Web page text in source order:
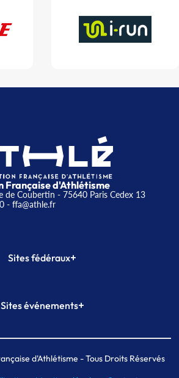
Française d'Athlétisme
de Coubertin - 75640 Paris Cedex 13
- ffa@athle.fr
Sites fédéraux+
Plateforme Formation
Sites événements+
de Paris indoor
MAIF Ekiden de Paris
d'Athlétisme - Tous Droits Réservés